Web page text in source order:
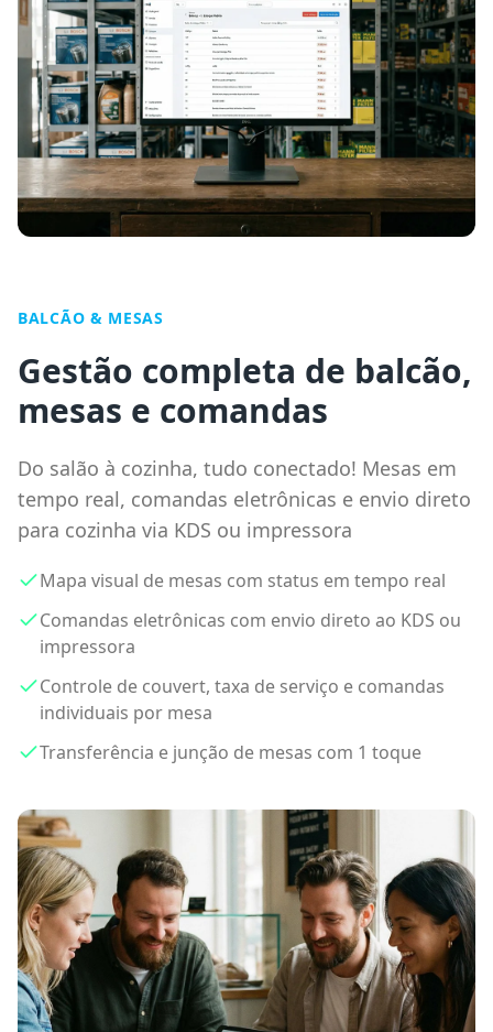
BALCÃO & MESAS
Gestão completa de balcão,
mesas e comandas
Do salão à cozinha, tudo conectado! Mesas em
tempo real, comandas eletrônicas e envio direto
para cozinha via KDS ou impressora
Mapa visual de mesas com status em tempo real
Comandas eletrônicas com envio direto ao KDS ou
impressora
Controle de couvert, taxa de serviço e comandas
individuais por mesa
Transferência e junção de mesas com 1 toque